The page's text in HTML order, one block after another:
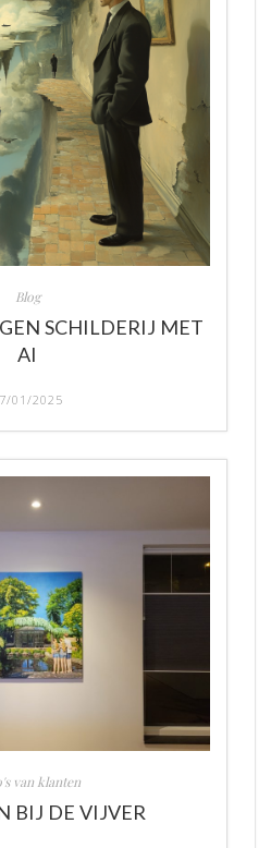
Blog
SCHILDERIJ MET
AI
01/2025
van klanten
BIJ DE VIJVER